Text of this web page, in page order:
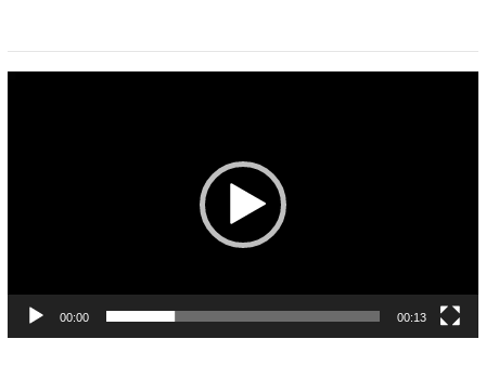
00:00 00:13